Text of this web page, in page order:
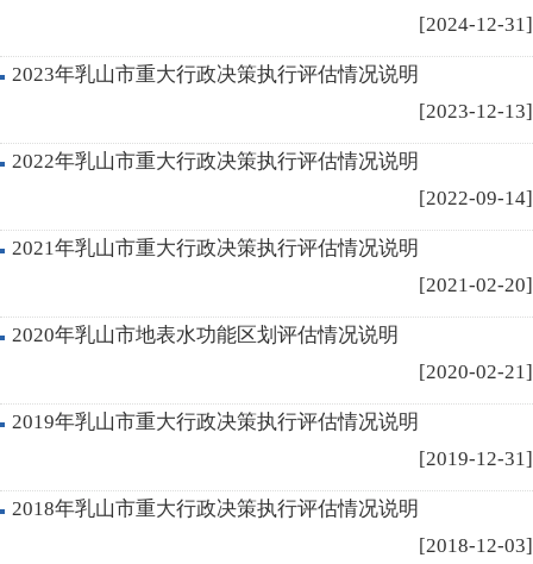
[2024-12-31]
2023年乳山市重大行政决策执行评估情况说明
[2023-12-13]
2022年乳山市重大行政决策执行评估情况说明
[2022-09-14]
2021年乳山市重大行政决策执行评估情况说明
[2021-02-20]
2020年乳山市地表水功能区划评估情况说明
[2020-02-21]
2019年乳山市重大行政决策执行评估情况说明
[2019-12-31]
2018年乳山市重大行政决策执行评估情况说明
[2018-12-03]